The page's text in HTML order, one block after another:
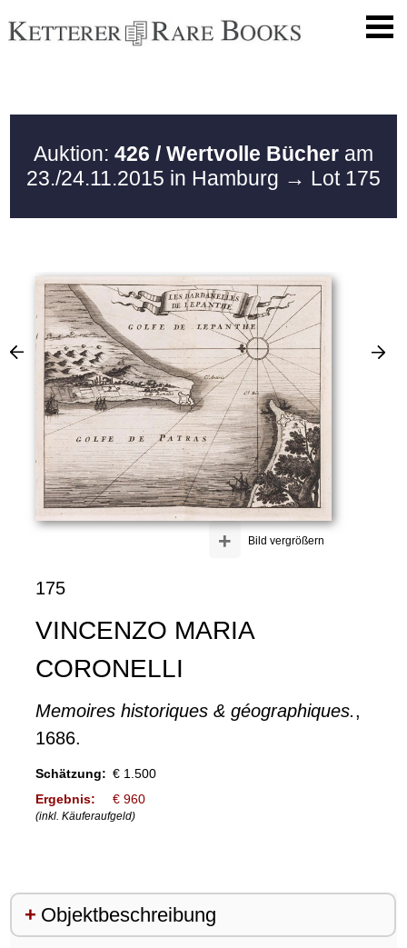
Auktion: 426 / Wertvolle Bücher am
23./24.11.2015 in Hamburg → Lot 175
Bild vergrößern
+
175
VINCENZO MARIA
CORONELLI
Memoires historiques & géographiques.,
1686.
Schätzung: € 1.500
Ergebnis:
€ 960
(inkl. Käuferaufgeld)
Objektbeschreibung